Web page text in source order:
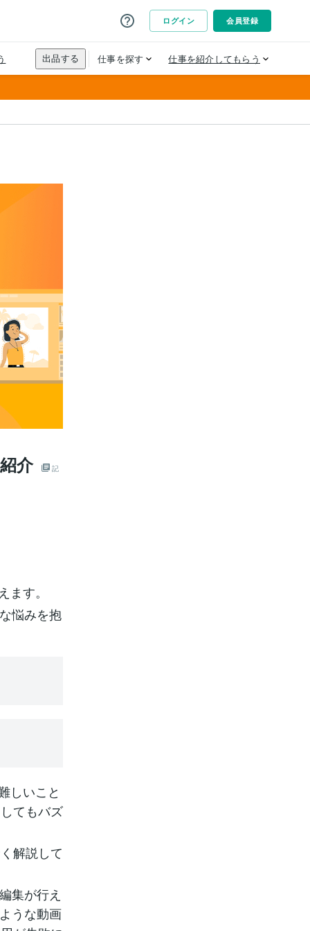
介
記
す。
悩みを抱
しいこと
てもバズ
解説して
集が行え
うな動画